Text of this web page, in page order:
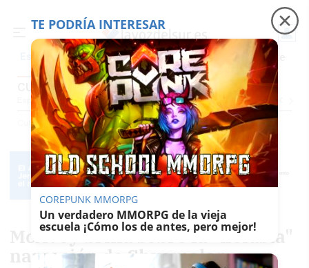
Es noticia Precio luz Padre Coraje Fábrica de botellas
CULTURA
Espectáculos Y ConciertosComunicaciónRoedores De Cultura El
Cultura
McAvoy brilla sobre la "nefasta"
narración de Shyamalan
TE PODRÍA INTERESAR
COREPUNK MMORPG
Un verdadero MMORPG de la vieja
escuela ¡Cómo los de antes, pero mejor!